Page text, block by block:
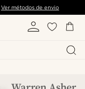
Ver métodos de envio